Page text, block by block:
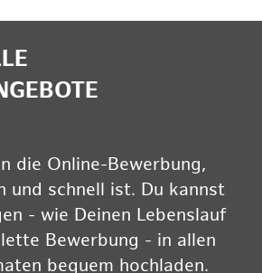
die Online-Bewerbung,
und schnell ist. Du kannst
- wie Deinen Lebenslauf
Bewerbung - in allen
bequem hochladen.